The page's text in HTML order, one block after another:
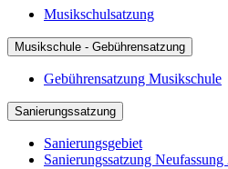
Musikschulsatzung
Musikschule - Gebührensatzung
Gebührensatzung Musikschule
Sanierungssatzung
Sanierungsgebiet
Sanierungssatzung